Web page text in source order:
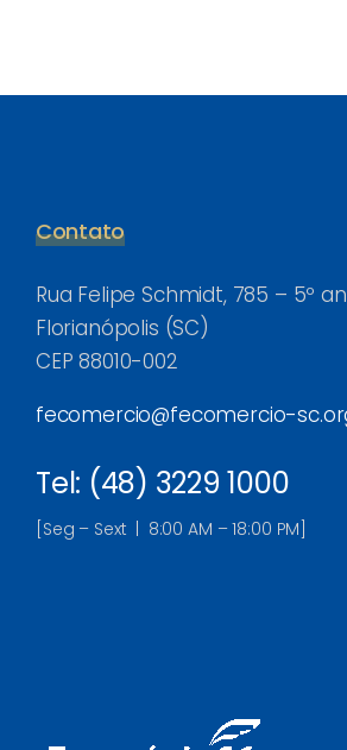
Contato
Rua Felipe Schmidt, 785 – 5º
Florianópolis (SC)
CEP 88010-002
fecomercio@fecomercio-
Tel: (48) 3229 1000
[Seg – Sext | 8:00 AM – 18:00 PM]